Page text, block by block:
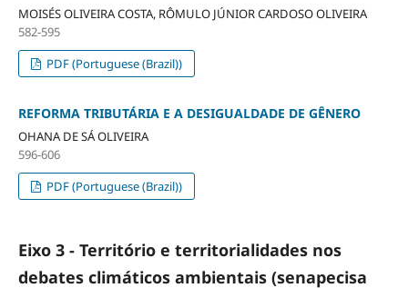
MOISÉS OLIVEIRA COSTA, RÔMULO JÚNIOR CARDOSO OLIVEIRA
582-595
PDF (Portuguese (Brazil))
REFORMA TRIBUTÁRIA E A DESIGUALDADE DE GÊNERO
OHANA DE SÁ OLIVEIRA
596-606
PDF (Portuguese (Brazil))
Eixo 3 - Território e territorialidades nos
debates climáticos ambientais (senapecisa